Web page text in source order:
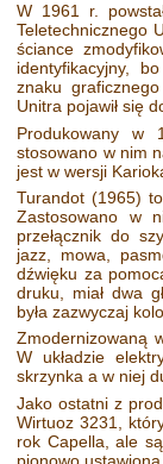
W 1961 r.
Teletechnicznego
ściance
identyfikacyjny,
znaku
Unitra pojawił się
Produkowany w
stosowano w nim
jest w wersji
Turandot (1965)
Zastosowano w
przełącznik do
jazz, mowa,
dźwięku za
druku, miał dwa
była zazwyczaj
Zmodernizowaną
W układzie
skrzynka a w niej
Jako ostatni z
Wirtuoz 3231,
rok Capella, ale
pionowo ustawiona